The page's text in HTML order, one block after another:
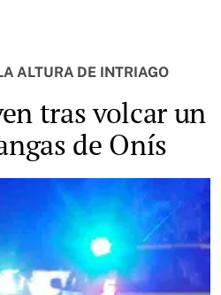
ALTURA DE INTRIAGO
tras volcar un
de Onís